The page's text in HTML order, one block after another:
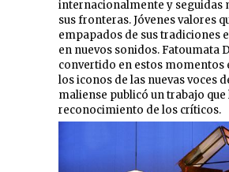
internacionalmente y seguidas
sus fronteras. Jóvenes valores
empapados de sus tradiciones
en nuevos sonidos. Fatoumata
convertido en estos momentos
los iconos de las nuevas voces
maliense publicó un trabajo que
reconocimiento de los críticos.